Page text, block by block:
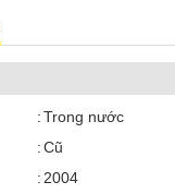
Trong nước
Cũ
2004